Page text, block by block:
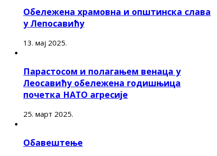
Обележена храмовна и општинска слава
у Лепосавићу
13. мај 2025.
Парастосом и полагањем венаца у
Леосавићу обележена годишњица
почетка НАТО агресије
25. март 2025.
Обавештење